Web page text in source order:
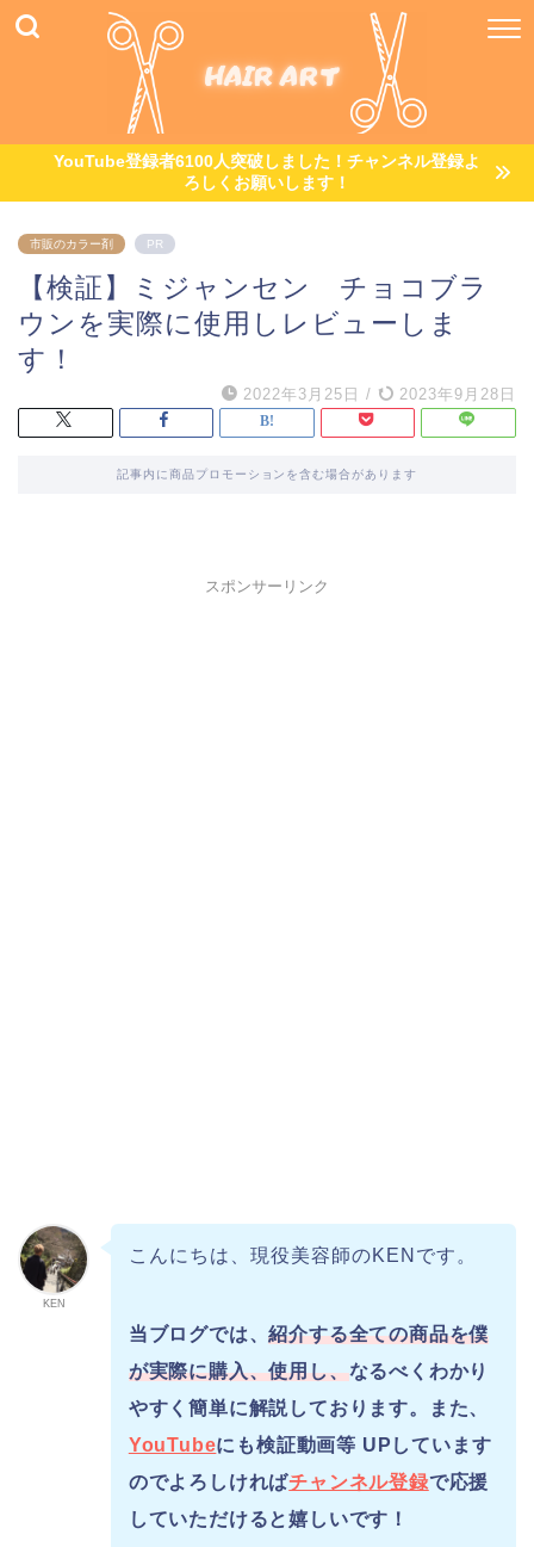
YouTube登録者6100人突破しました！チャンネル登録よ
ろしくお願いします！
市販のカラー剤 PR
【検証】ミジャンセン チョコブラ
ウンを実際に使用しレビューしま
す！
2022年3月25日 / 2023年9月28日
記事内に商品プロモーションを含む場合があります
スポンサーリンク
KEN
こんにちは、現役美容師のKENです。
当ブログでは、紹介する全ての商品を僕
が実際に購入、使用し、なるべくわかり
やすく簡単に解説しております。また、
YouTubeにも検証動画等 UPしています
のでよろしければチャンネル登録で応援
していただけると嬉しいです！